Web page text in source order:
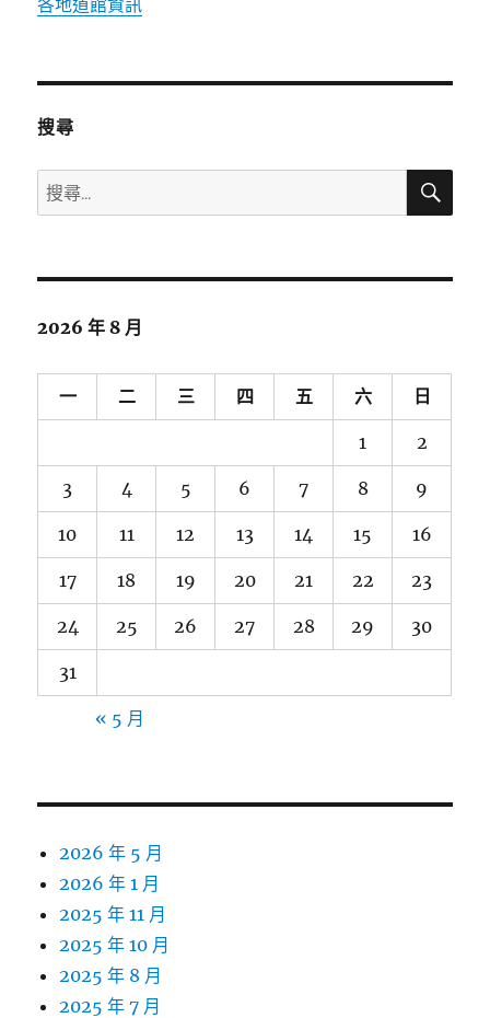
搜尋
搜
尋
鍵
搜
2026 年 8 月
一 二 三 四 五 六 日
1 2
3 4 5 6 7 8 9
10 11 12 13 14 15 16
17 18 19 20 21 22 23
24 25 26 27 28 29 30
31
« 5 月
2026 年 5 月
2026 年 1 月
2025 年 11 月
2025 年 10 月
2025 年 8 月
2025 年 7 月